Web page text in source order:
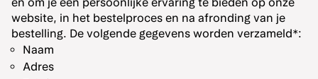
website, in het bestelproces en na afronding van je
bestelling. De volgende gegevens worden verzameld*:
Naam
Adres